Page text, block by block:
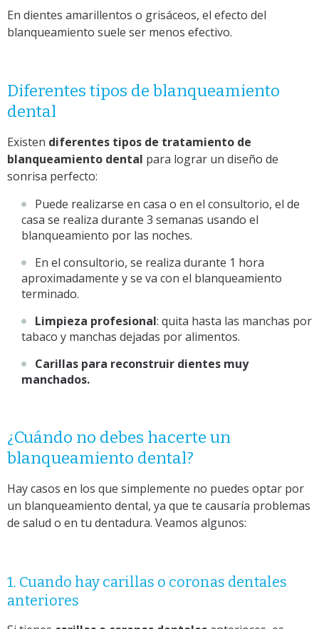
En dientes amarillentos o grisáceos, el efecto del
blanqueamiento suele ser menos efectivo.
Diferentes tipos de blanqueamiento
dental
Existen diferentes tipos de tratamiento de
blanqueamiento dental para lograr un diseño de
sonrisa perfecto:
Puede realizarse en casa o en el consultorio, el de
casa se realiza durante 3 semanas usando el
blanqueamiento por las noches.
En el consultorio, se realiza durante 1 hora
aproximadamente y se va con el blanqueamiento
terminado.
Limpieza profesional: quita hasta las manchas por
tabaco y manchas dejadas por alimentos.
Carillas para reconstruir dientes muy
manchados.
¿Cuándo no debes hacerte un
blanqueamiento dental?
Hay casos en los que simplemente no puedes optar por
un blanqueamiento dental, ya que te causaría problemas
de salud o en tu dentadura. Veamos algunos:
1. Cuando hay carillas o coronas dentales
anteriores